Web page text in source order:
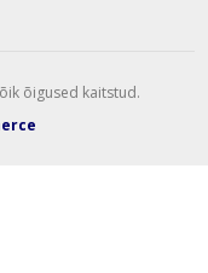
õigused kaitstud.